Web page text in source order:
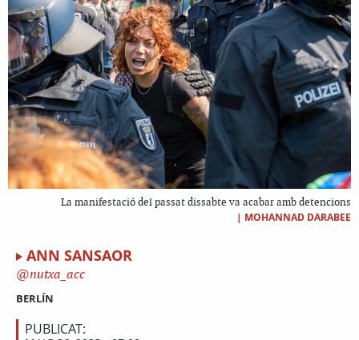
La manifestació del passat dissabte va acabar amb detencions
| MOHANNAD DARABEE
ANN SANSAOR
nutxa_acc
BERLÍN
PUBLICAT: